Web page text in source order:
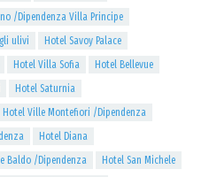
/Dipendenza Villa Principe
ulivi
Hotel Savoy Palace
Hotel Villa Sofia
Hotel Bellevue
Hotel Saturnia
Hotel Ville Montefiori /Dipendenza
Hotel Diana
Baldo /Dipendenza
Hotel San Michele